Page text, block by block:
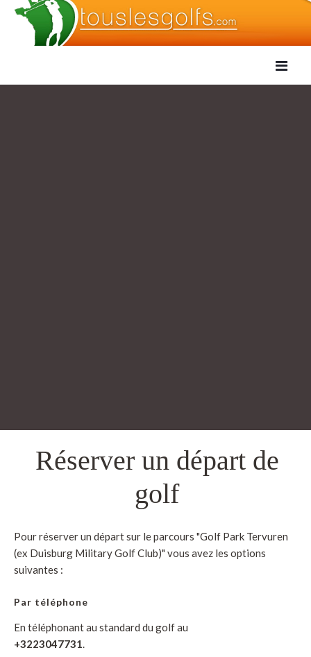
Réserver un départ de
golf
Pour réserver un départ sur le parcours "Golf Park Tervuren
(ex Duisburg Military Golf Club)" vous avez les options
suivantes :
Par téléphone
En téléphonant au standard du golf au
+3223047731.